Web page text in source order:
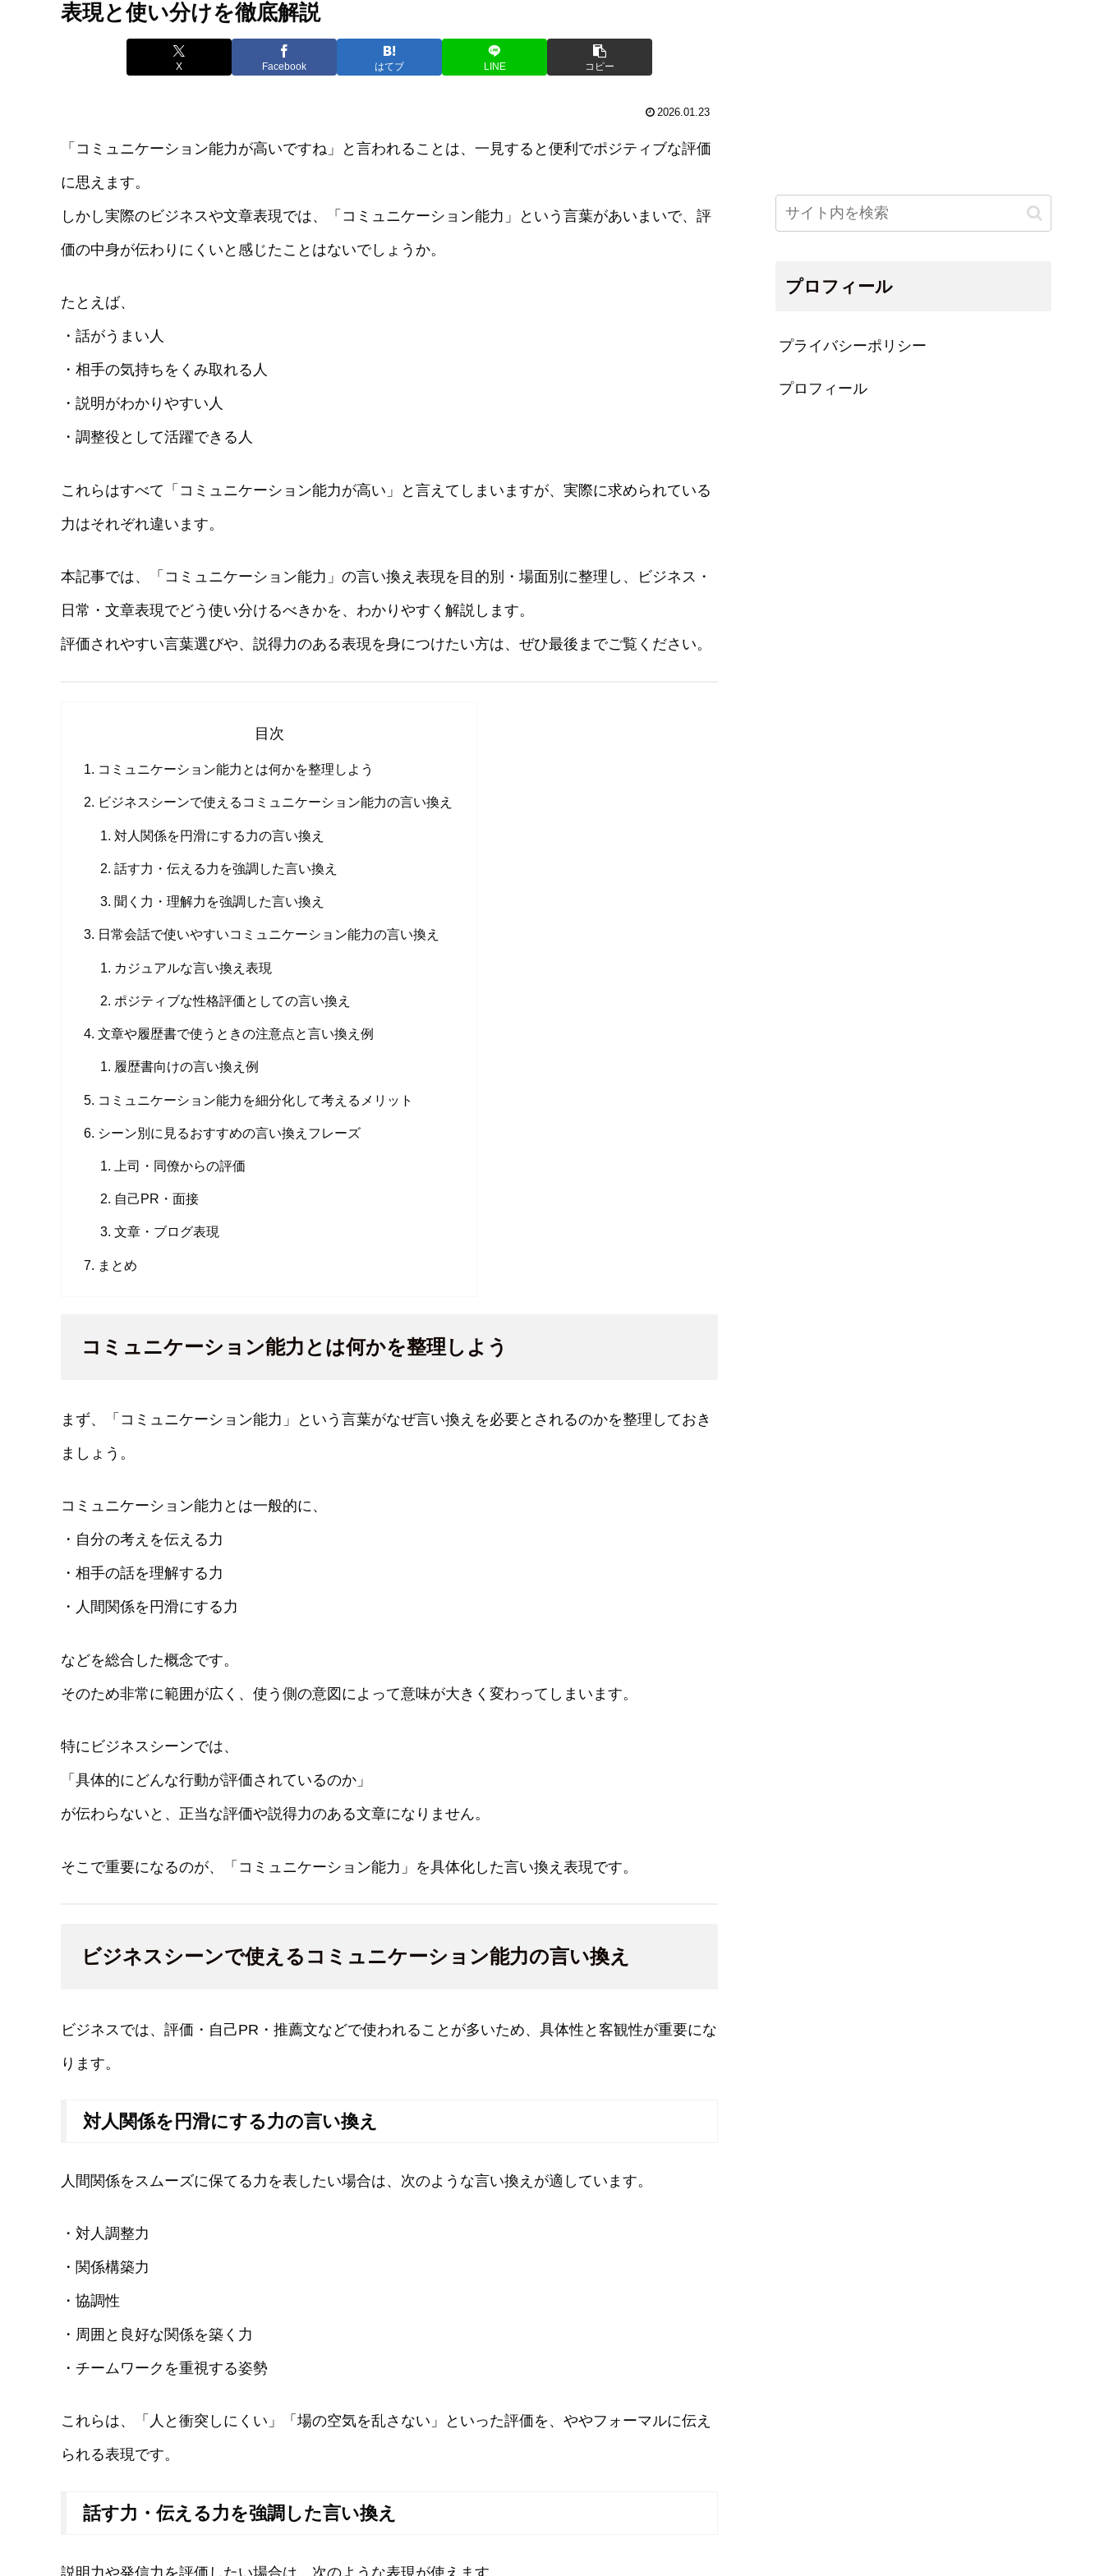
表現と使い分けを徹底解説
X Facebook はてブ LINE コピー
2026.01.23
「コミュニケーション能力が高いですね」と言われることは、一見すると便利でポジティブな評価
に思えます。
しかし実際のビジネスや文章表現では、「コミュニケーション能力」という言葉があいまいで、評
価の中身が伝わりにくいと感じたことはないでしょうか。
たとえば、
・話がうまい人
・相手の気持ちをくみ取れる人
・説明がわかりやすい人
・調整役として活躍できる人
これらはすべて「コミュニケーション能力が高い」と言えてしまいますが、実際に求められている
力はそれぞれ違います。
本記事では、「コミュニケーション能力」の言い換え表現を目的別・場面別に整理し、ビジネス・
日常・文章表現でどう使い分けるべきかを、わかりやすく解説します。
評価されやすい言葉選びや、説得力のある表現を身につけたい方は、ぜひ最後までご覧ください。
目次
コミュニケーション能力とは何かを整理しよう
ビジネスシーンで使えるコミュニケーション能力の言い換え
対人関係を円滑にする力の言い換え
話す力・伝える力を強調した言い換え
聞く力・理解力を強調した言い換え
日常会話で使いやすいコミュニケーション能力の言い換え
カジュアルな言い換え表現
ポジティブな性格評価としての言い換え
文章や履歴書で使うときの注意点と言い換え例
履歴書向けの言い換え例
コミュニケーション能力を細分化して考えるメリット
シーン別に見るおすすめの言い換えフレーズ
上司・同僚からの評価
自己PR・面接
文章・ブログ表現
まとめ
コミュニケーション能力とは何かを整理しよう
まず、「コミュニケーション能力」という言葉がなぜ言い換えを必要とされるのかを整理しておき
ましょう。
コミュニケーション能力とは一般的に、
・自分の考えを伝える力
・相手の話を理解する力
・人間関係を円滑にする力
などを総合した概念です。
そのため非常に範囲が広く、使う側の意図によって意味が大きく変わってしまいます。
特にビジネスシーンでは、
「具体的にどんな行動が評価されているのか」
が伝わらないと、正当な評価や説得力のある文章になりません。
そこで重要になるのが、「コミュニケーション能力」を具体化した言い換え表現です。
ビジネスシーンで使えるコミュニケーション能力の言い換え
ビジネスでは、評価・自己PR・推薦文などで使われることが多いため、具体性と客観性が重要にな
ります。
対人関係を円滑にする力の言い換え
人間関係をスムーズに保てる力を表したい場合は、次のような言い換えが適しています。
・対人調整力
・関係構築力
・協調性
・周囲と良好な関係を築く力
・チームワークを重視する姿勢
これらは、「人と衝突しにくい」「場の空気を乱さない」といった評価を、ややフォーマルに伝え
られる表現です。
話す力・伝える力を強調した言い換え
説明力や発信力を評価したい場合は、次のような表現が使えます。
プロフィール
プライバシーポリシー
プロフィール